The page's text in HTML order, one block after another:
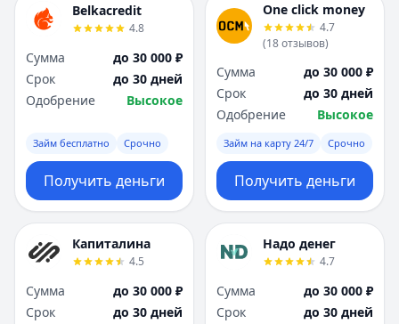
Belkacredit
4.8
Сумма
до 30 000 ₽
Срок
до 30 дней
Одобрение
Высокое
Займ бесплатно Срочно
Получить деньги
One click money
4.7
(18отзывов)
Сумма
до 30 000 ₽
Срок
до 30 дней
Одобрение
Высокое
Займ на карту 24/7 Срочно
Получить деньги
Капиталина
4.5
Сумма
до 30 000 ₽
Срок
до 30 дней
Надо денег
4.7
Сумма
до 30 000 ₽
Срок
до 30 дней